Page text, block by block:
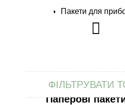
Пакети для
ФІЛЬТРУВАТИ
Паперові